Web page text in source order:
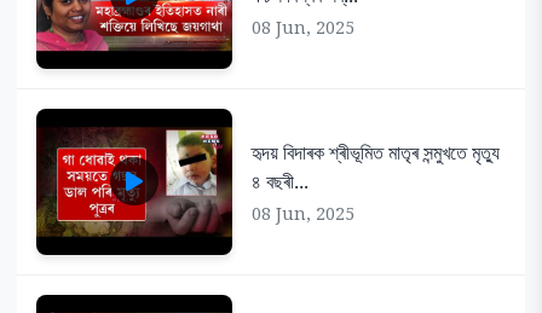
08 Jun, 2025
হৃদয় বিদাৰক শ্ৰীভূমিত মাতৃৰ সন্মুখতে মৃত্যু
৪ বছৰী...
08 Jun, 2025